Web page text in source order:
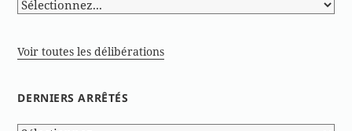
Voir toutes les délibérations
DERNIERS ARRÊTÉS